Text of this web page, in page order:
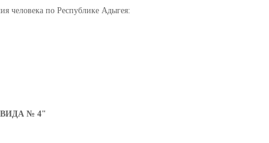
человека по Республике Адыгея:
№ 4"